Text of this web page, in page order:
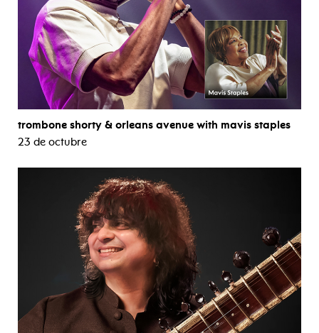
trombone shorty & orleans avenue with mavis staples
23 de octubre